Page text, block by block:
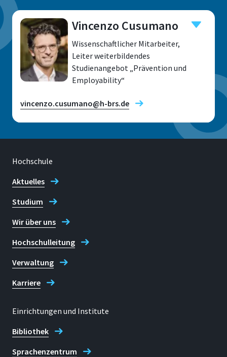
Vincenzo Cusumano
Wissenschaftlicher Mitarbeiter,
Leiter weiterbildendes
Studienangebot „Prävention und
Employability“
vincenzo.cusumano@h-brs.de
Standort
Hennef
Raum
10 U 13
Zum Steimelsberg 7
53773, Hennef
+49 2241 865 172
Hochschule
Aktuelles
Studium
Wir über uns
Hochschulleitung
Verwaltung
Karriere
Einrichtungen und Institute
Bibliothek
Sprachenzentrum